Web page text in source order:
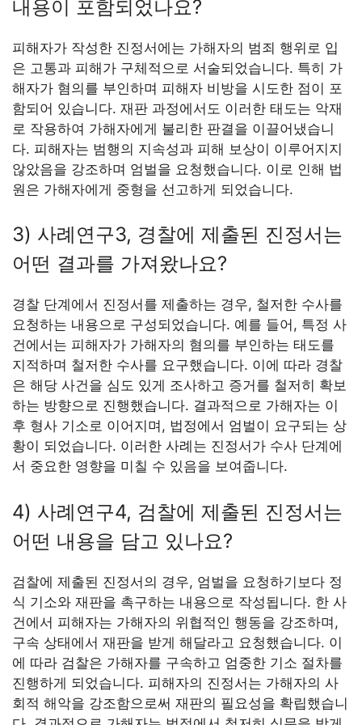
내용이 포함되었나요?
피해자가 작성한 진정서에는 가해자의 범죄 행위로 입
은 고통과 피해가 구체적으로 서술되었습니다. 특히 가
해자가 혐의를 부인하며 피해자 비방을 시도한 점이 포
함되어 있습니다. 재판 과정에서도 이러한 태도는 악재
로 작용하여 가해자에게 불리한 판결을 이끌어냈습니
다. 피해자는 범행의 지속성과 피해 보상이 이루어지지
않았음을 강조하며 엄벌을 요청했습니다. 이로 인해 법
원은 가해자에게 중형을 선고하게 되었습니다.
3) 사례연구3, 경찰에 제출된 진정서는
어떤 결과를 가져왔나요?
경찰 단계에서 진정서를 제출하는 경우, 철저한 수사를
요청하는 내용으로 구성되었습니다. 예를 들어, 특정 사
건에서는 피해자가 가해자의 혐의를 부인하는 태도를
지적하며 철저한 수사를 요구했습니다. 이에 따라 경찰
은 해당 사건을 심도 있게 조사하고 증거를 철저히 확보
하는 방향으로 진행했습니다. 결과적으로 가해자는 이
후 형사 기소로 이어지며, 법정에서 엄벌이 요구되는 상
황이 되었습니다. 이러한 사례는 진정서가 수사 단계에
서 중요한 영향을 미칠 수 있음을 보여줍니다.
4) 사례연구4, 검찰에 제출된 진정서는
어떤 내용을 담고 있나요?
검찰에 제출된 진정서의 경우, 엄벌을 요청하기보다 정
식 기소와 재판을 촉구하는 내용으로 작성됩니다. 한 사
건에서 피해자는 가해자의 위협적인 행동을 강조하며,
구속 상태에서 재판을 받게 해달라고 요청했습니다. 이
에 따라 검찰은 가해자를 구속하고 엄중한 기소 절차를
진행하게 되었습니다. 피해자의 진정서는 가해자의 사
회적 해악을 강조함으로써 재판의 필요성을 확립했습니